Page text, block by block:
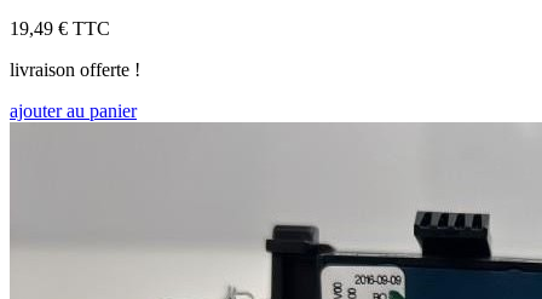
19,49 € TTC
livraison offerte !
ajouter au panier